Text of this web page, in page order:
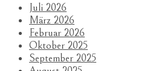
Juli 2026
März 2026
Februar 2026
Oktober 2025
September 2025